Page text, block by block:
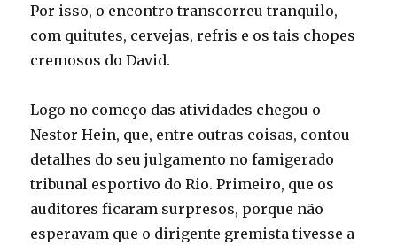
Por isso, o encontro transcorreu tranquilo,
com quitutes, cervejas, refris e os tais chopes
cremosos do David.
Logo no começo das atividades chegou o
Nestor Hein, que, entre outras coisas, contou
detalhes do seu julgamento no famigerado
tribunal esportivo do Rio. Primeiro, que os
auditores ficaram surpresos, porque não
esperavam que o dirigente gremista tivesse a